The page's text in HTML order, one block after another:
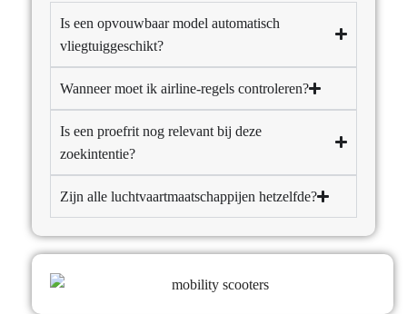
Is een opvouwbaar model automatisch
vliegtuiggeschikt?
Wanneer moet ik airline-regels controleren?
Is een proefrit nog relevant bij deze
zoekintentie?
Zijn alle luchtvaartmaatschappijen hetzelfde?